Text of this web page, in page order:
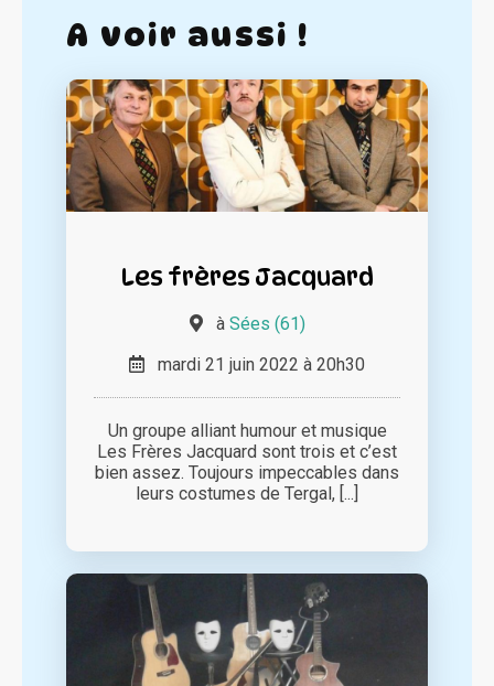
A voir aussi !
Les frères Jacquard
à Sées (61)
mardi 21 juin 2022 à 20h30
Un groupe alliant humour et musique
Les Frères Jacquard sont trois et c’est
bien assez. Toujours impeccables dans
leurs costumes de Tergal, [...]